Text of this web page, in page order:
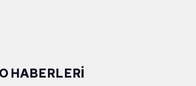
HABERLERI